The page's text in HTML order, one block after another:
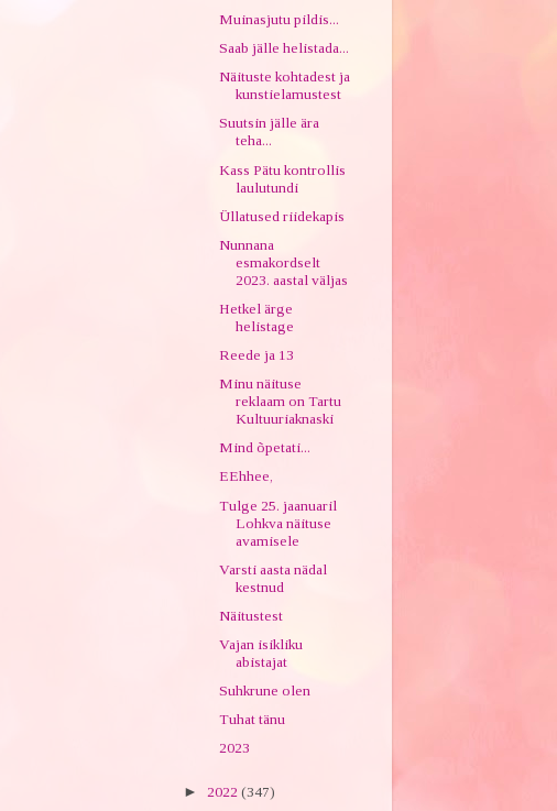
Muinasjutu pildis...
Saab jälle helistada...
Näituste kohtadest ja
kunstielamustest
Suutsin jälle ära
teha...
Kass Pätu kontrollis
laulutundi
Üllatused riidekapis
Nunnana
esmakordselt
2023. aastal väljas
Hetkel ärge
helistage
Reede ja 13
Minu näituse
reklaam on Tartu
Kultuuriaknaski
Mind õpetati...
EEhhee,
Tulge 25. jaanuaril
Lohkva näituse
avamisele
Varsti aasta nädal
kestnud
Näitustest
Vajan isikliku
abistajat
Suhkrune olen
Tuhat tänu
2023
► 2022 (347)